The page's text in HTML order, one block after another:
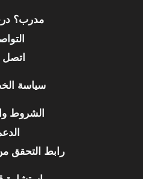
مدرب؟
اتصل
سياسة
الشروط
رابط التحقق